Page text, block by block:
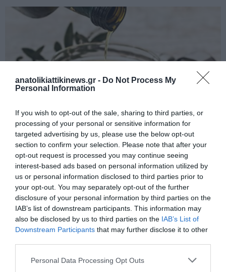
anatolikiattikinews.gr - Do Not Process My
Personal Information
If you wish to opt-out of the sale, sharing to third parties, or
processing of your personal or sensitive information for
targeted advertising by us, please use the below opt-out
section to confirm your selection. Please note that after your
opt-out request is processed you may continue seeing
interest-based ads based on personal information utilized by
us or personal information disclosed to third parties prior to
your opt-out. You may separately opt-out of the further
disclosure of your personal information by third parties on the
IAB’s list of downstream participants. This information may
also be disclosed by us to third parties on the IAB’s List of
Downstream Participants that may further disclose it to other
Personal Data Processing Opt Outs
Ελαιόλαδο:.Οι παρατεταμένοι καύσωνες πλήττουν την παραγωγή.